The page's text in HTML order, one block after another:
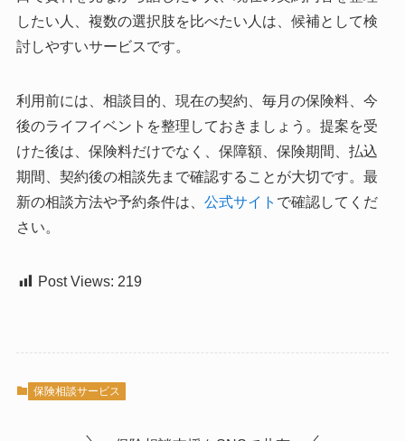
したい人、複数の選択肢を比べたい人は、候補として検
討しやすいサービスです。
利用前には、相談目的、現在の契約、毎月の保険料、今
後のライフイベントを整理しておきましょう。提案を受
けた後は、保険料だけでなく、保障額、保険期間、払込
期間、契約後の相談先まで確認することが大切です。最
新の相談方法や予約条件は、 公式サイト で確認してくだ
さい。
Post Views: 219
保険相談サービス